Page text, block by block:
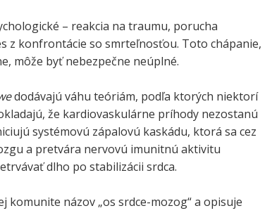
– reakcia na traumu, porucha
z konfrontácie so smrteľnosťou. Toto chápanie,
môže byť nebezpečne neúplné.
dodávajú váhu teóriám, podľa ktorých niektorí
že kardiovaskulárne príhody nezostanú
systémovú zápalovú kaskádu, ktorá sa cez
a pretvára nervovú imunitnú aktivitu
dlho po stabilizácii srdca.
komunite názov „os srdce-mozog“ a opisuje